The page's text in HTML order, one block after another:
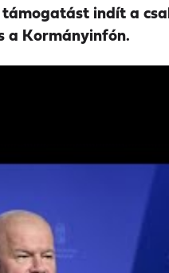
indít a
a Kormányinfón.